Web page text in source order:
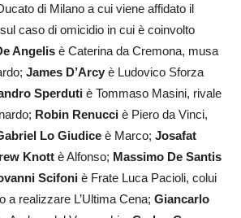
di Milano a cui viene affidato il
caso di omicidio in cui è coinvolto
Angelis è Caterina da Cremona, musa
James D’Arcy è Ludovico Sforza
Sperduti è Tommaso Masini, rivale
Robin Renucci è Piero da Vinci,
Lo Giudice è Marco; Josafat
Knott è Alfonso; Massimo De Santis
Scifoni è Frate Luca Pacioli, colui
a realizzare L’Ultima Cena; Giancarlo